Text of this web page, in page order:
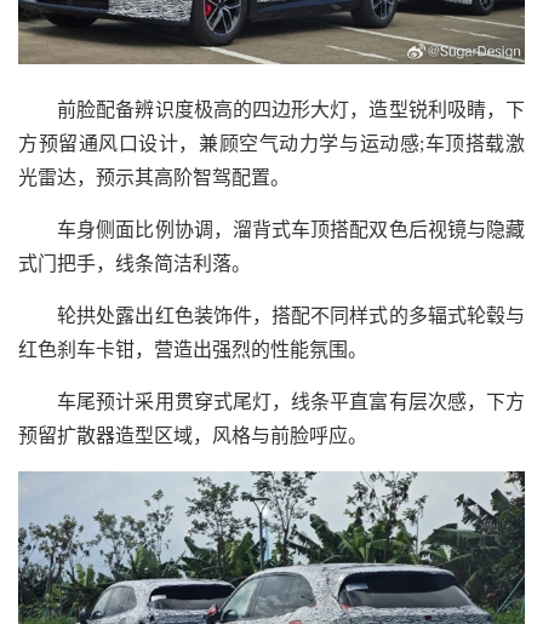
前脸配备辨识度极高的四边形大灯，造型锐利吸睛，下
方预留通风口设计，兼顾空气动力学与运动感;车顶搭载激
光雷达，预示其高阶智驾配置。
车身侧面比例协调，溜背式车顶搭配双色后视镜与隐藏
式门把手，线条简洁利落。
轮拱处露出红色装饰件，搭配不同样式的多辐式轮毂与
红色刹车卡钳，营造出强烈的性能氛围。
车尾预计采用贯穿式尾灯，线条平直富有层次感，下方
预留扩散器造型区域，风格与前脸呼应。